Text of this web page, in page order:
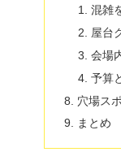
混雑
屋台
会場
予算
穴場ス
まとめ